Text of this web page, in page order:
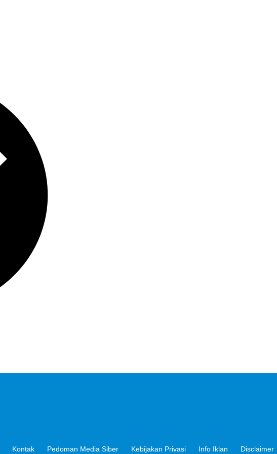
Kontak Pedoman Media Siber Kebijakan Privasi Info Iklan Disclaimer